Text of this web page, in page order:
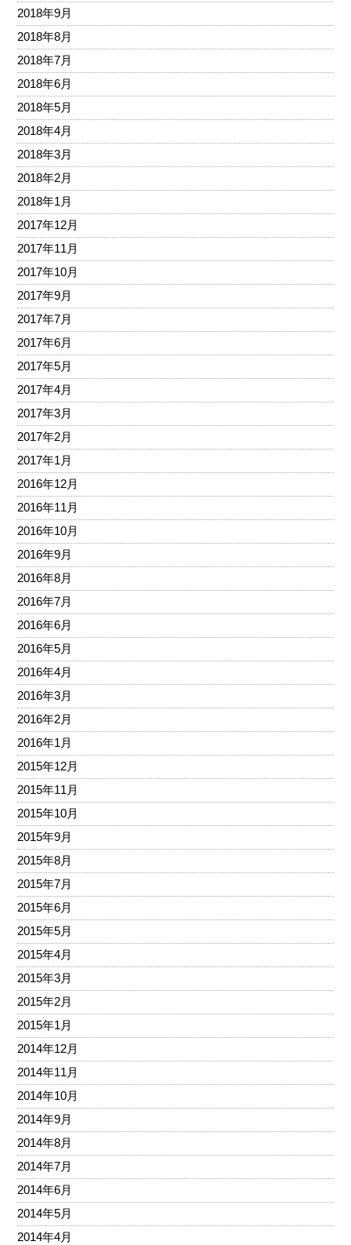
2018年9月
2018年8月
2018年7月
2018年6月
2018年5月
2018年4月
2018年3月
2018年2月
2018年1月
2017年12月
2017年11月
2017年10月
2017年9月
2017年7月
2017年6月
2017年5月
2017年4月
2017年3月
2017年2月
2017年1月
2016年12月
2016年11月
2016年10月
2016年9月
2016年8月
2016年7月
2016年6月
2016年5月
2016年4月
2016年3月
2016年2月
2016年1月
2015年12月
2015年11月
2015年10月
2015年9月
2015年8月
2015年7月
2015年6月
2015年5月
2015年4月
2015年3月
2015年2月
2015年1月
2014年12月
2014年11月
2014年10月
2014年9月
2014年8月
2014年7月
2014年6月
2014年5月
2014年4月